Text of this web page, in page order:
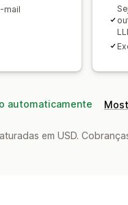
mail
automaticamente
em USD.